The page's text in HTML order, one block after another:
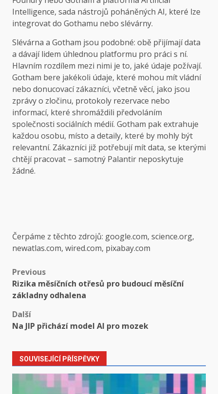
Intelligence, sada nástrojů poháněných AI, které lze
integrovat do Gothamu nebo slévárny.
Slévárna a Gotham jsou podobné: obě přijímají data
a dávají lidem úhlednou platformu pro práci s ní.
Hlavním rozdílem mezi nimi je to, jaké údaje požívají.
Gotham bere jakékoli údaje, které mohou mít vládní
nebo donucovací zákazníci, včetně věcí, jako jsou
zprávy o zločinu, protokoly rezervace nebo
informací, které shromáždili předvoláním
společnosti sociálních médií. Gotham pak extrahuje
každou osobu, místo a detaily, které by mohly být
relevantní. Zákazníci již potřebují mít data, se kterými
chtějí pracovat – samotný Palantir neposkytuje
žádné.
Čerpáme z těchto zdrojů: google.com, science.org,
newatlas.com, wired.com, pixabay.com
Post
navigation
Previous
Rizika měsíčních otřesů pro budoucí měsíční
základny odhalena
Další
Na JIP přichází model AI pro mozek
SOUVISEJÍCÍ PŘÍSPĚVKY